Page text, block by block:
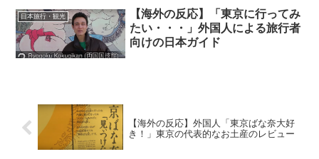
日本旅行・観光
【海外の反応】「東京に行ってみ
たい・・・」外国人による旅行者
向けの日本ガイド
【海外の反応】外国人「東京ばな奈大好
き！」東京の代表的なお土産のレビュー